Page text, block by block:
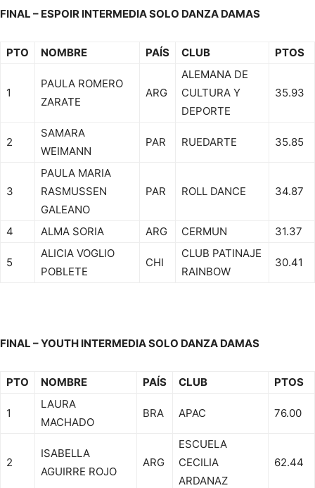
FINAL – ESPOIR INTERMEDIA SOLO DANZA DAMAS
PTO NOMBRE PAÍS CLUB PTOS
1
PAULA ROMERO
ZARATE
ARG
ALEMANA DE
CULTURA Y
DEPORTE
35.93
2
SAMARA
WEIMANN
PAR RUEDARTE 35.85
3
PAULA MARIA
RASMUSSEN
GALEANO
PAR ROLL DANCE 34.87
4 ALMA SORIA ARG CERMUN 31.37
5
ALICIA VOGLIO
POBLETE
CHI
CLUB PATINAJE
RAINBOW
30.41
FINAL – YOUTH INTERMEDIA SOLO DANZA DAMAS
PTO NOMBRE PAÍS CLUB PTOS
1
LAURA
MACHADO
BRA APAC 76.00
2
ISABELLA
AGUIRRE ROJO
ARG
ESCUELA
CECILIA
ARDANAZ
62.44